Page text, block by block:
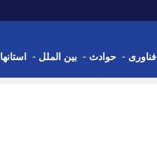
فناوری - حوادث - بین الملل - استانها